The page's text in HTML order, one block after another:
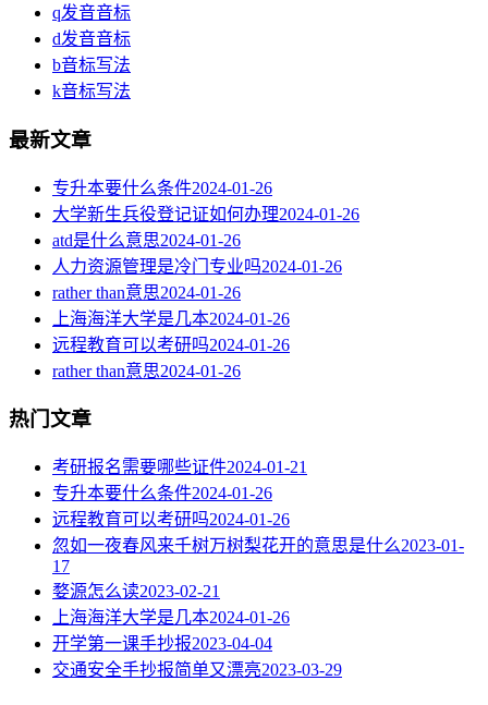
q发音音标
d发音音标
b音标写法
k音标写法
最新文章
专升本要什么条件2024-01-26
大学新生兵役登记证如何办理2024-01-26
atd是什么意思2024-01-26
人力资源管理是冷门专业吗2024-01-26
rather than意思2024-01-26
上海海洋大学是几本2024-01-26
远程教育可以考研吗2024-01-26
rather than意思2024-01-26
热门文章
考研报名需要哪些证件2024-01-21
专升本要什么条件2024-01-26
远程教育可以考研吗2024-01-26
忽如一夜春风来千树万树梨花开的意思是什么2023-01-
17
婺源怎么读2023-02-21
上海海洋大学是几本2024-01-26
开学第一课手抄报2023-04-04
交通安全手抄报简单又漂亮2023-03-29